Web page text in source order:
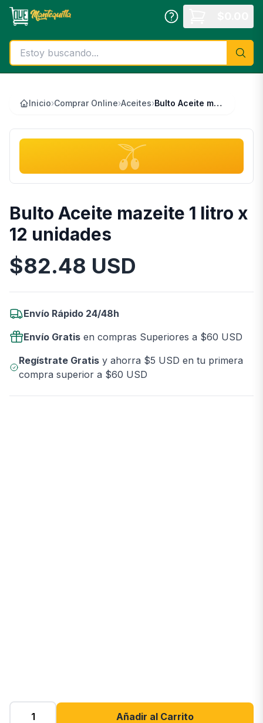
Saltar al contenido principal
Inicio›Comprar Online›Aceites› Bulto Aceite mazeite 1 litro x 12 unidades
🫒
Bulto Aceite mazeite 1 litro x
12 unidades
Información del Producto
$82.48 USD
Envío Rápido 24/48h
Envío Gratis en compras Superiores a $60 USD
Regístrate Gratisy ahorra $5 USD en tu primera
compra superior a $60 USD
Añadir al Carrito